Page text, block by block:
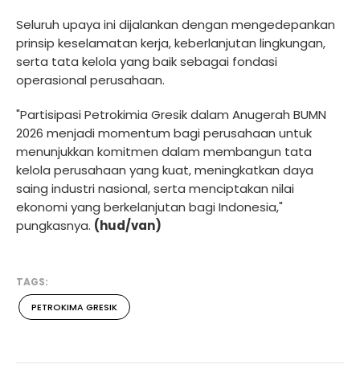
Seluruh upaya ini dijalankan dengan mengedepankan
prinsip keselamatan kerja, keberlanjutan lingkungan,
serta tata kelola yang baik sebagai fondasi
operasional perusahaan.
"Partisipasi Petrokimia Gresik dalam Anugerah BUMN
2026 menjadi momentum bagi perusahaan untuk
menunjukkan komitmen dalam membangun tata
kelola perusahaan yang kuat, meningkatkan daya
saing industri nasional, serta menciptakan nilai
ekonomi yang berkelanjutan bagi Indonesia,"
pungkasnya. (hud/van)
TAGS:
PETROKIMA GRESIK